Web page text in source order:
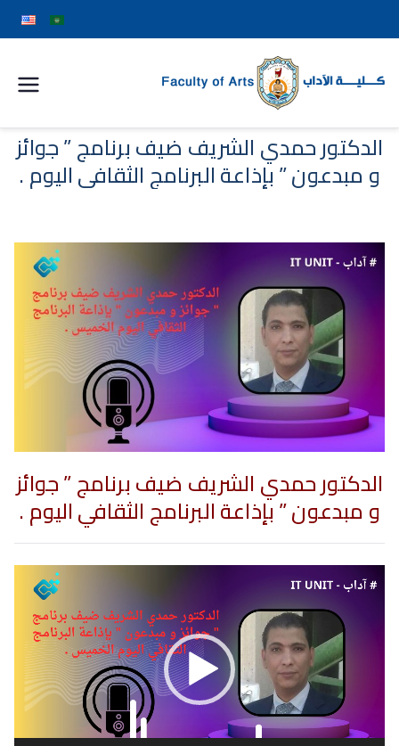
الآداب
جامعة
سوهاج
الدكتور حمدي الشريف ضيف برنامج ” جوائز
و مبدعون ” بإذاعة البرنامج الثقافي اليوم .
الدكتور حمدي الشريف ضيف برنامج ” جوائز
و مبدعون ” بإذاعة البرنامج الثقافي اليوم .
مشغل
الفيديو